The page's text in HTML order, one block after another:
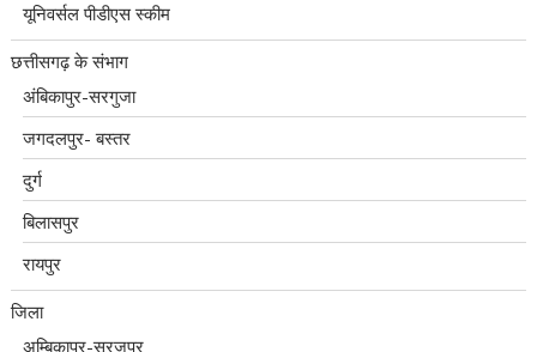
यूनिवर्सल पीडीएस स्कीम
छत्तीसगढ़ के संभाग
अंबिकापुर-सरगुजा
जगदलपुर- बस्तर
दुर्ग
बिलासपुर
रायपुर
जिला
अम्बिकापुर-सूरजपुर